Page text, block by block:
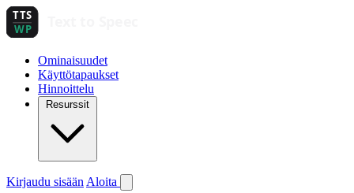
Ominaisuudet
Käyttötapaukset
Hinnoittelu
Resurssit
Kirjaudu sisään Aloita